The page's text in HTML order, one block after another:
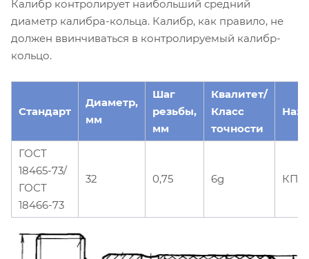
Калибр контролирует наибольший средний
диаметр калибра-кольца. Калибр, как правило, не
должен ввинчиваться в контролируемый калибр-
кольцо.
Стандарт
Диаметр,
мм
Шаг
резьбы,
мм
Квалитет/
Класс
точности
ГОСТ
18465-73/
ГОСТ
18466-73
32 0,75 6g